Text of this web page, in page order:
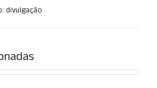
divulgação